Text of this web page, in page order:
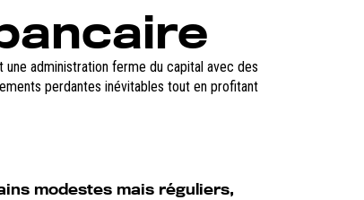
administration ferme du capital avec des
perdantes inévitables tout en profitant
modestes mais réguliers,